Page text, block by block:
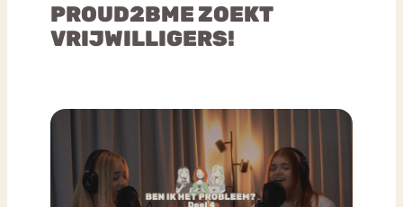
PROUD2BME ZOEKT
VRIJWILLIGERS!